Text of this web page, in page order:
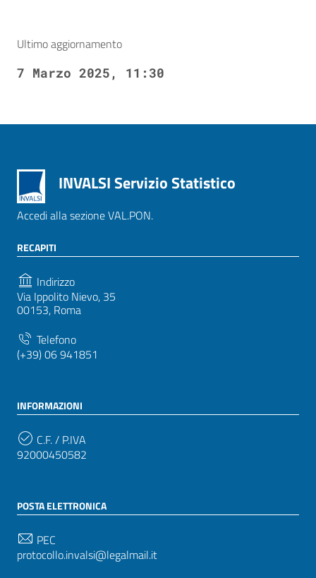
Ultimo aggiornamento
7 Marzo 2025, 11:30
INVALSI Servizio Statistico
Accedi alla sezione VAL.PON.
RECAPITI
Indirizzo
Via Ippolito Nievo, 35
00153, Roma
Telefono
(+39) 06 941851
INFORMAZIONI
C.F. / P.IVA
92000450582
POSTA ELETTRONICA
PEC
protocollo.invalsi@legalmail.it